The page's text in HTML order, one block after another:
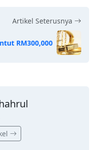
Artikel Seterusnya
RM300,000